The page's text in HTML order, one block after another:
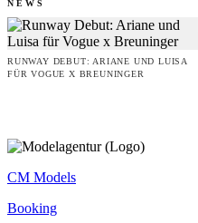
NEWS
RUNWAY DEBUT: ARIANE UND LUISA
FÜR VOGUE X BREUNINGER
CM Models
Booking